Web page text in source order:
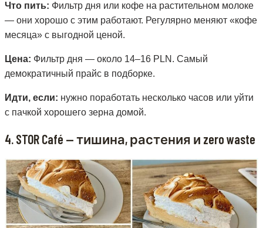
Что пить: Фильтр дня или кофе на растительном молоке
— они хорошо с этим работают. Регулярно меняют «кофе
месяца» с выгодной ценой.
Цена: Фильтр дня — около 14–16 PLN. Самый
демократичный прайс в подборке.
Идти, если: нужно поработать несколько часов или уйти
с пачкой хорошего зерна домой.
4. STOR Café — тишина, растения и zero waste